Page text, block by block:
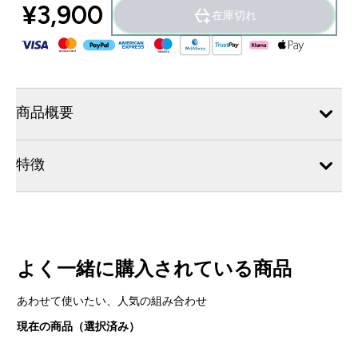
¥3,900‎ 在庫切れ
商品概要
特徴
よく一緒に購入されている商品
あわせて使いたい、人気の組み合わせ
現在の商品（選択済み）